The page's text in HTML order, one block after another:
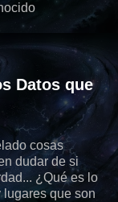
Datos que
cosas
dudar de si
¿Qué es lo
que son